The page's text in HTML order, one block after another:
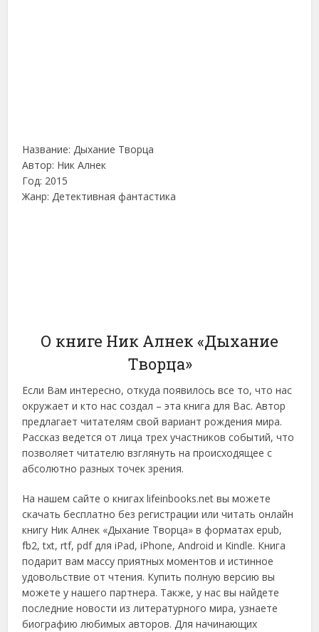
Название: Дыхание Творца
Автор: Ник Алнек
Год: 2015
Жанр: Детективная фантастика
О книге Ник Алнек «Дыхание
Творца»
Если Вам интересно, откуда появилось все то, что нас
окружает и кто нас создал – эта книга для Вас. Автор
предлагает читателям свой вариант рождения мира.
Рассказ ведется от лица трех участников событий, что
позволяет читателю взглянуть на происходящее с
абсолютно разных точек зрения.
На нашем сайте о книгах lifeinbooks.net вы можете
скачать бесплатно без регистрации или читать онлайн
книгу Ник Алнек «Дыхание Творца» в форматах epub,
fb2, txt, rtf, pdf для iPad, iPhone, Android и Kindle. Книга
подарит вам массу приятных моментов и истинное
удовольствие от чтения. Купить полную версию вы
можете у нашего партнера. Также, у нас вы найдете
последние новости из литературного мира, узнаете
биографию любимых авторов. Для начинающих